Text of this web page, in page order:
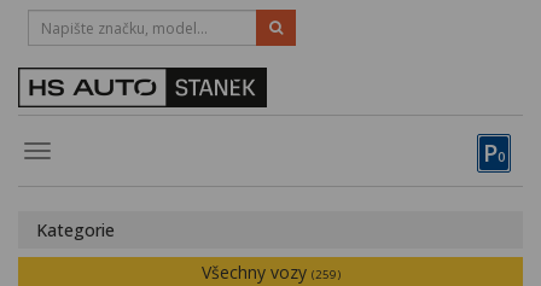
P0
Toggle
HOTLINE:
STRAKONICE-383 335 366
Kategorie
Všechny vozy (259)